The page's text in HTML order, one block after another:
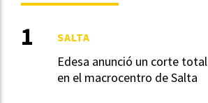
Edesa anunció un corte total
en el macrocentro de Salta
SALTA